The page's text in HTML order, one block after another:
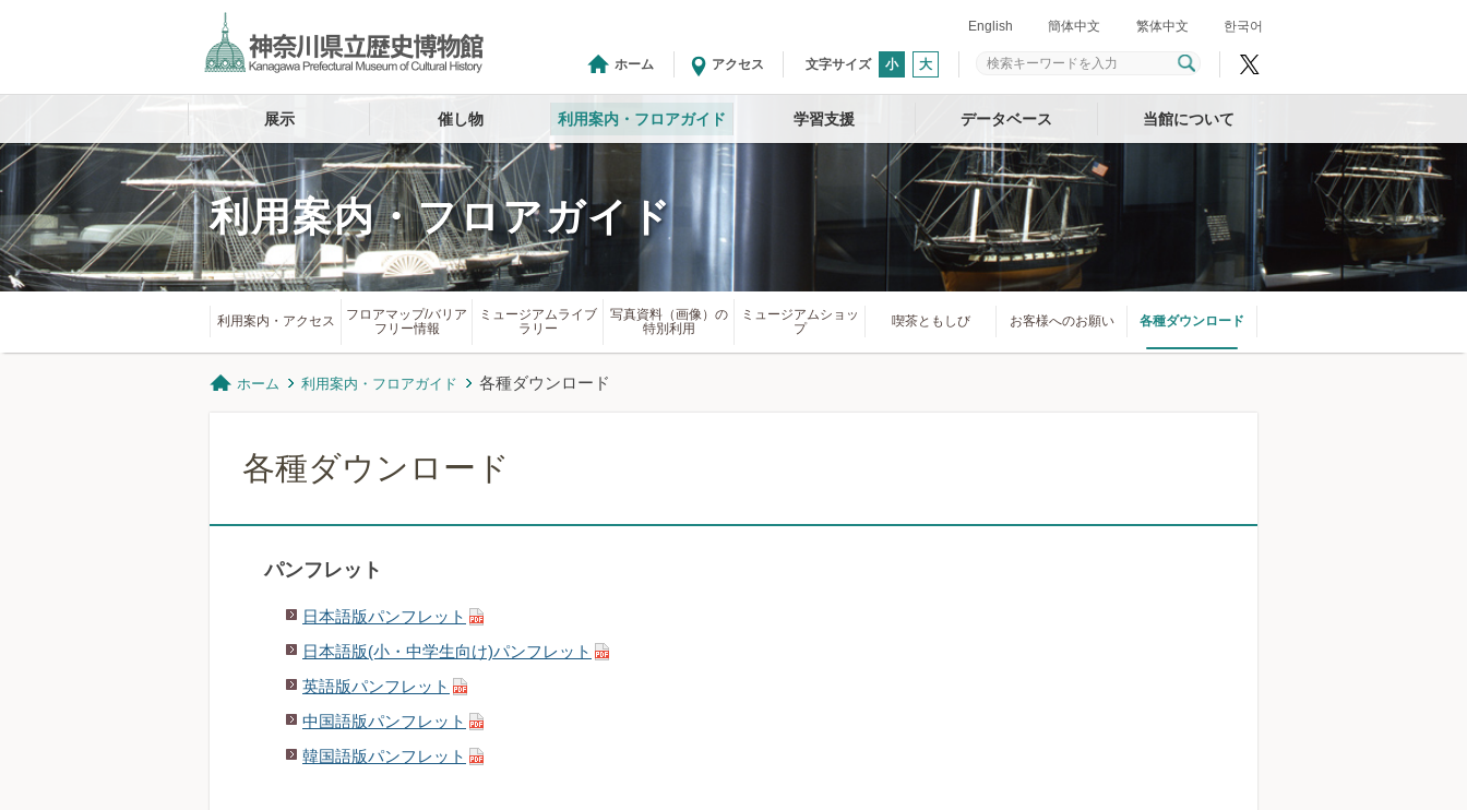
English 簡体中文 繁体中文 한국어
ホーム アクセス 文字サイズ 小 大
展示 催し物 利用案内・フロアガイド 学習支援 データベース 当館について
利用案内・フロアガイド
利用案内・アクセス
フロアマップ/バリア
フリー情報
ミュージアムライブ
ラリー
写真資料（画像）の
特別利用
ミュージアムショッ
プ
喫茶ともしび お客様へのお願い 各種ダウンロード
ホーム 利用案内・フロアガイド 各種ダウンロード
各種ダウンロード
パンフレット
日本語版パンフレット
日本語版(小・中学生向け)パンフレット
英語版パンフレット
中国語版パンフレット
韓国語版パンフレット